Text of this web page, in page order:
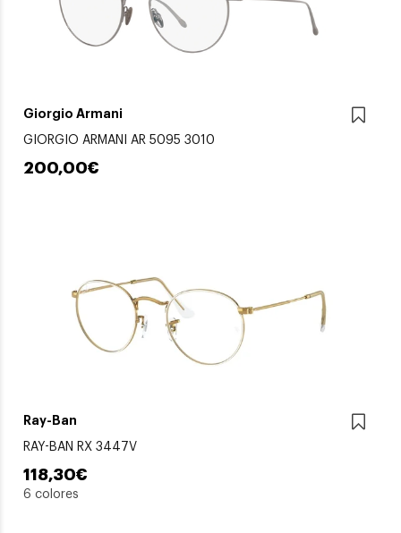
Giorgio Armani
GIORGIO ARMANI AR 5095 3010
200,00€
Ray-Ban
RAY-BAN RX 3447V
118,30€
6 colores